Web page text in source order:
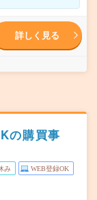
詳しく見る
の購買事
み WEB登録OK